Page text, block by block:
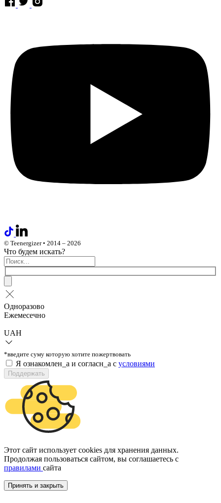
© Teenergizer • 2014 – 2026
Что будем искать?
Одноразово
Ежемесечно
UAH
*введите суму которую хотите пожертвовать
Я ознакомлен_а и согласн_а c условиями
Поддержать
Этот сайт использует cookies для хранения данных.
Продолжая пользоваться сайтом, вы соглашаетесь с
правилами сайта
Принять и закрыть